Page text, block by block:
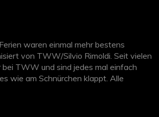
waren einmal mehr bestens
von TWW/Silvio Rimoldi. Seit vielen
bei TWW und sind jedes mal einfach
wie am Schnürchen klappt. Alle
die Hotels, die Reihenfolge erst ein paar